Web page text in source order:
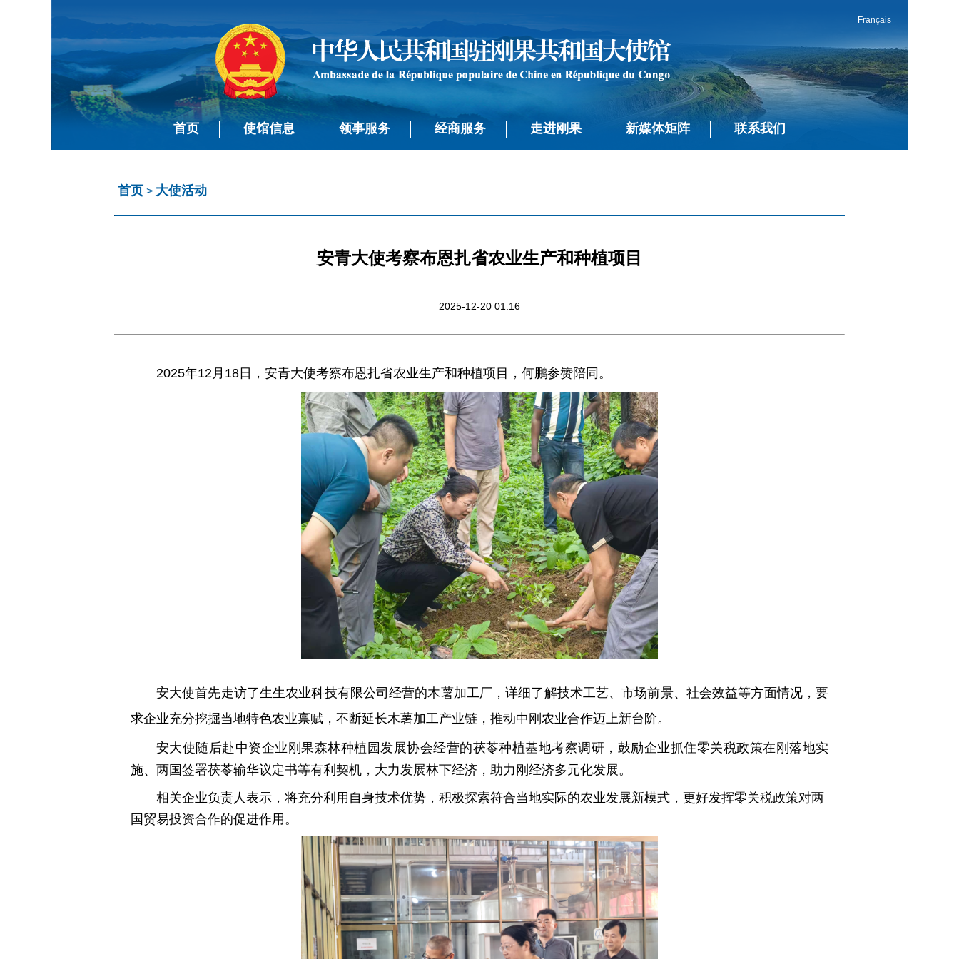
Français
首页 使馆信息 领事服务 经商服务 走进刚果 新媒体矩阵 联系我们
首页 > 大使活动
安青大使考察布恩扎省农业生产和种植项目
2025-12-20 01:16
2025年12月18日，安青大使考察布恩扎省农业生产和种植项目，何鹏参赞陪同。
安大使首先走访了生生农业科技有限公司经营的木薯加工厂，详细了解技术工艺、市场前景、社会效益等方面情况，要
求企业充分挖掘当地特色农业禀赋，不断延长木薯加工产业链，推动中刚农业合作迈上新台阶。
安大使随后赴中资企业刚果森林种植园发展协会经营的茯苓种植基地考察调研，鼓励企业抓住零关税政策在刚落地实
施、两国签署茯苓输华议定书等有利契机，大力发展林下经济，助力刚经济多元化发展。
相关企业负责人表示，将充分利用自身技术优势，积极探索符合当地实际的农业发展新模式，更好发挥零关税政策对两
国贸易投资合作的促进作用。